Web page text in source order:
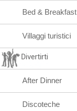
Bed & Breakfast
Villaggi turistici
Divertirti
After Dinner
Discoteche